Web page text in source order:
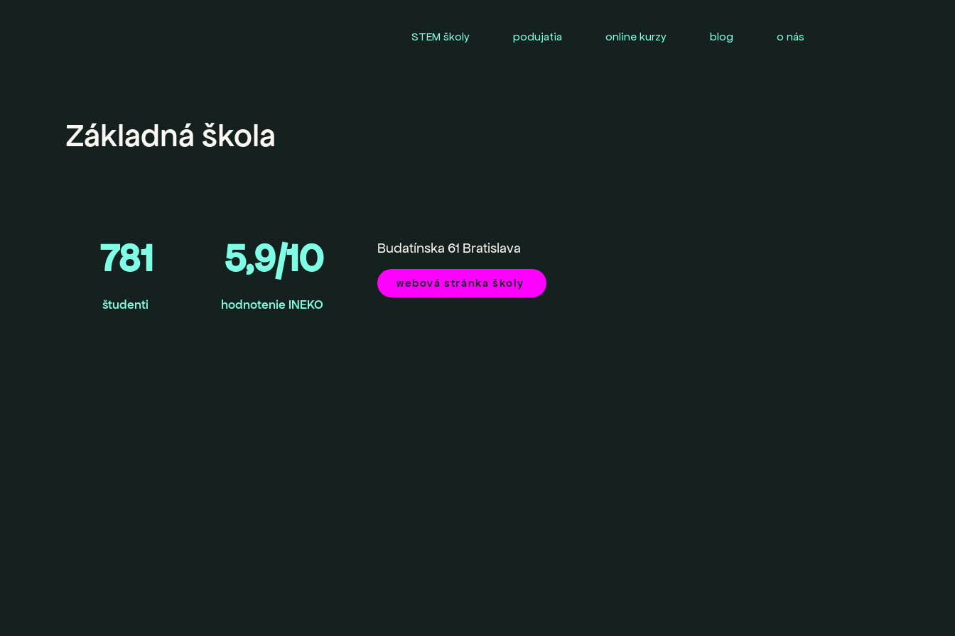
STEM školy podujatia online kurzy blog o nás
Základná škola
781
študenti
5,9/10
hodnotenie INEKO
Budatínska 61 Bratislava
webová stránka školy